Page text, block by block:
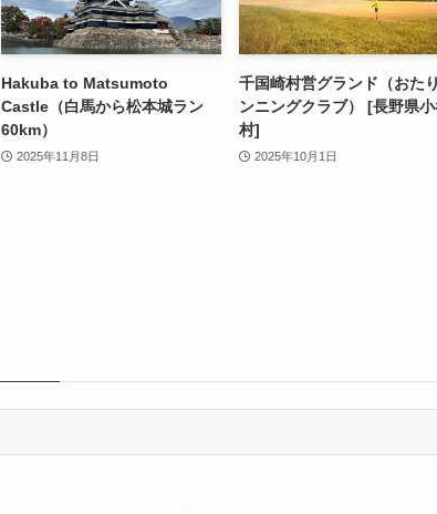
Hakuba to Matsumoto
Castle（白馬から松本城ラン
60km）
2025年11月8日
千国崎村営グランド（おた
ンニングクラブ） [長野県
村]
2025年10月1日